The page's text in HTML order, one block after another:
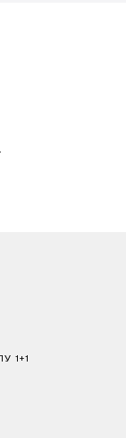
1+1